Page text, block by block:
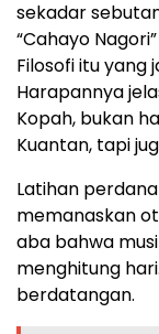
sekadar
“Cahayo
Filosofi itu yang
Harapannya
Kopah, bukan
Kuantan, tapi
Latihan
memanaskan
aba bahwa
menghitung
berdatangan.